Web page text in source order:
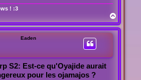
! :3
a
u
Eaden
S2: Est-ce qu'Oyajide aurait
pour les ojamajos ?